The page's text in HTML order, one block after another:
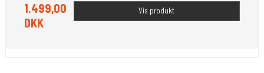
1.499,00
DKK
Vis produkt